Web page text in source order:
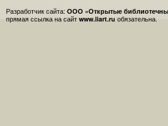
Разработчик сайта: ООО «Открытые
прямая ссылка на сайт www.liart.ru обязательна.